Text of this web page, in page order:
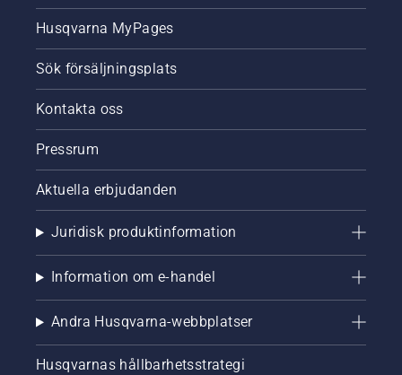
Husqvarna MyPages
Sök försäljningsplats
Kontakta oss
Pressrum
Aktuella erbjudanden
Juridisk produktinformation
Information om e-handel
Andra Husqvarna-webbplatser
Husqvarnas hållbarhetsstrategi